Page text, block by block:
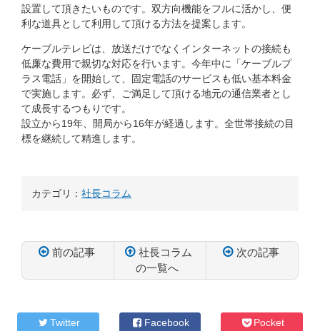
設置して頂きたいものです。双方向機能をフルに活かし、便
利な道具として利用して頂ける方法を提案します。
ケーブルテレビは、放送だけでなくインターネットの接続も
低廉な費用で親切な対応を行います。今年中に「ケーブルプ
ラス電話」を開始して、固定電話のサービスも低い基本料金
で実施します。必ず、ご満足して頂ける地元の通信業者とし
て成長するつもりです。
設立から19年、開局から16年が経過します。全世帯接続の目
標を継続して精進します。
カテゴリ： 社長コラム
前の記事
社長コラム
の一覧へ
次の記事
Twitter Facebook Pocket